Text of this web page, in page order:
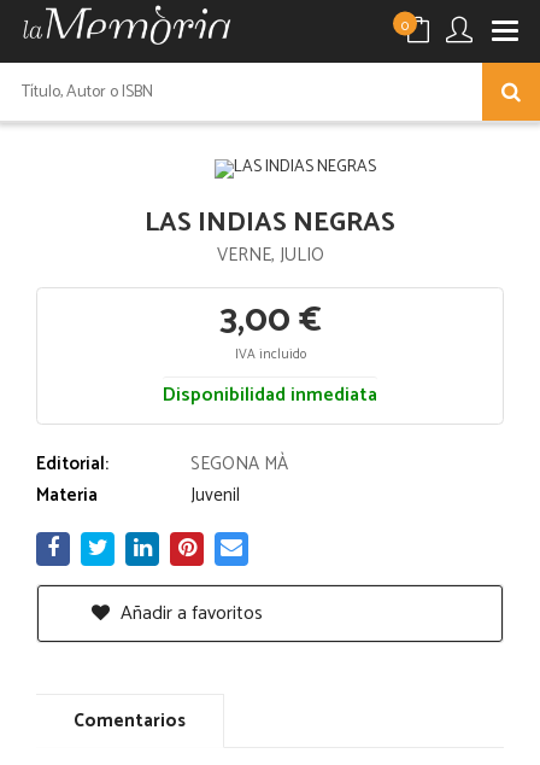
0
LAS INDIAS NEGRAS
VERNE, JULIO
3,00 €
IVA incluido
Disponibilidad inmediata
Editorial:
SEGONA MÀ
Materia
Juvenil
Añadir a favoritos
Comentarios